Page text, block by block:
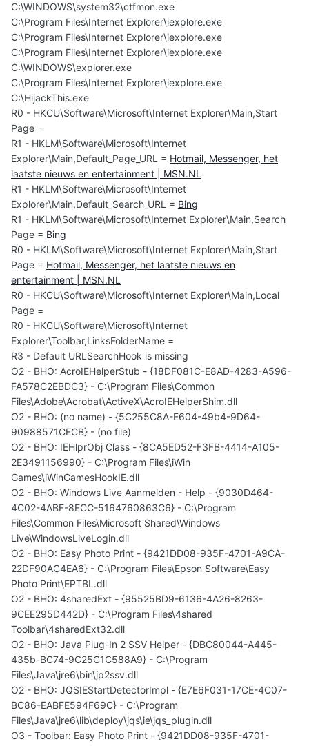
C:\WINDOWS\system32\ctfmon.exe
C:\Program Files\Internet Explorer\iexplore.exe
C:\Program Files\Internet Explorer\iexplore.exe
C:\Program Files\Internet Explorer\iexplore.exe
C:\WINDOWS\explorer.exe
C:\Program Files\Internet Explorer\iexplore.exe
C:\HijackThis.exe
R0 - HKCU\Software\Microsoft\Internet Explorer\Main,Start
Page =
R1 - HKLM\Software\Microsoft\Internet
Explorer\Main,Default_Page_URL = Hotmail, Messenger, het
laatste nieuws en entertainment | MSN.NL
R1 - HKLM\Software\Microsoft\Internet
Explorer\Main,Default_Search_URL = Bing
R1 - HKLM\Software\Microsoft\Internet Explorer\Main,Search
Page = Bing
R0 - HKLM\Software\Microsoft\Internet Explorer\Main,Start
Page = Hotmail, Messenger, het laatste nieuws en
entertainment | MSN.NL
R0 - HKCU\Software\Microsoft\Internet Explorer\Main,Local
Page =
R0 - HKCU\Software\Microsoft\Internet
Explorer\Toolbar,LinksFolderName =
R3 - Default URLSearchHook is missing
O2 - BHO: AcroIEHelperStub - {18DF081C-E8AD-4283-A596-
FA578C2EBDC3} - C:\Program Files\Common
Files\Adobe\Acrobat\ActiveX\AcroIEHelperShim.dll
O2 - BHO: (no name) - {5C255C8A-E604-49b4-9D64-
90988571CECB} - (no file)
O2 - BHO: IEHlprObj Class - {8CA5ED52-F3FB-4414-A105-
2E3491156990} - C:\Program Files\iWin
Games\iWinGamesHookIE.dll
O2 - BHO: Windows Live Aanmelden - Help - {9030D464-
4C02-4ABF-8ECC-5164760863C6} - C:\Program
Files\Common Files\Microsoft Shared\Windows
Live\WindowsLiveLogin.dll
O2 - BHO: Easy Photo Print - {9421DD08-935F-4701-A9CA-
22DF90AC4EA6} - C:\Program Files\Epson Software\Easy
Photo Print\EPTBL.dll
O2 - BHO: 4sharedExt - {95525BD9-6136-4A26-8263-
9CEE295D442D} - C:\Program Files\4shared
Toolbar\4sharedExt32.dll
O2 - BHO: Java Plug-In 2 SSV Helper - {DBC80044-A445-
435b-BC74-9C25C1C588A9} - C:\Program
Files\Java\jre6\bin\jp2ssv.dll
O2 - BHO: JQSIEStartDetectorImpl - {E7E6F031-17CE-4C07-
BC86-EABFE594F69C} - C:\Program
Files\Java\jre6\lib\deploy\jqs\ie\jqs_plugin.dll
O3 - Toolbar: Easy Photo Print - {9421DD08-935F-4701-